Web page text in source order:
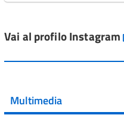
Vai al post →
Vai al post →
Vai al profilo Instagram
Multimedia